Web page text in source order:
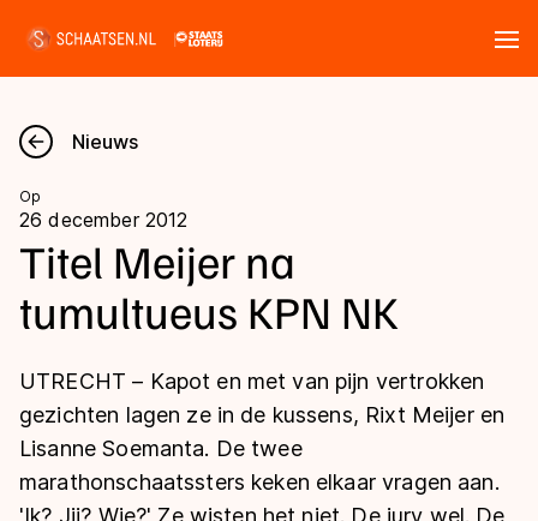
Nieuws
Kalender
Disciplines
Langebaan
Shorttrack
Inlineskaten
Uitslagen
Langebaan
Shorttrack
Tijden & historie
Nieuws
Op
26 december 2012
Titel Meijer na
tumultueus KPN NK
UTRECHT – Kapot en met van pijn vertrokken
gezichten lagen ze in de kussens, Rixt Meijer en
Lisanne Soemanta. De twee
marathonschaatssters keken elkaar vragen aan.
'Ik? Jij? Wie?' Ze wisten het niet. De jury wel. De